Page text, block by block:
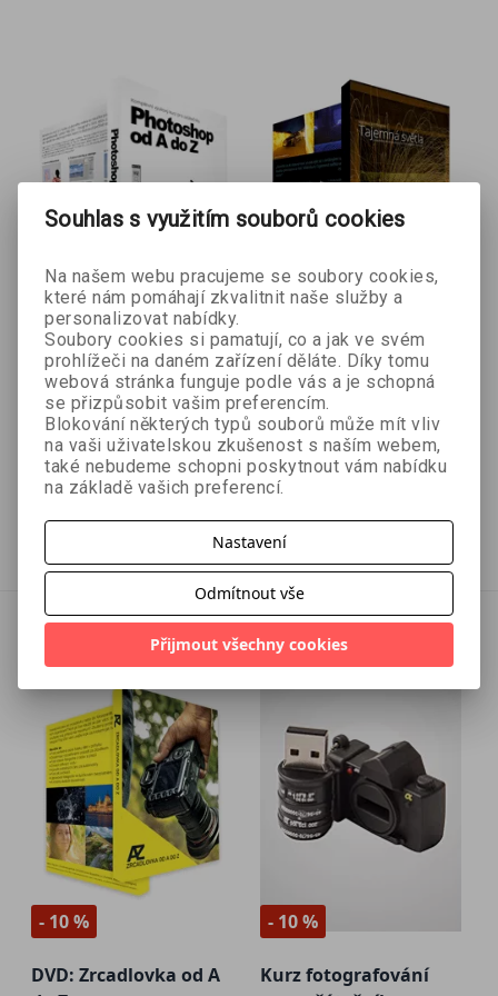
- 10 %
DVD: Photoshop od A
do Z
Filip Obr
1 341 Kč 1 490 Kč
- 10 %
DVD: Tajemná světla
Filip Obr
711 Kč
- 10 %
DVD: Zrcadlovka od A
- 10 %
Kurz fotografování
Souhlas s využitím souborů cookies
Na našem webu pracujeme se soubory cookies,
které nám pomáhají zkvalitnit naše služby a
personalizovat nabídky.
Soubory cookies si pamatují, co a jak ve svém
prohlížeči na daném zařízení děláte. Díky tomu
webová stránka funguje podle vás a je schopná
se přizpůsobit vašim preferencím.
Blokování některých typů souborů může mít vliv
na vaši uživatelskou zkušenost s naším webem,
také nebudeme schopni poskytnout vám nabídku
na základě vašich preferencí.
Nastavení
Odmítnout vše
Přijmout všechny cookies